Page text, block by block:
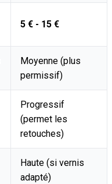
5 € - 15 €
Moyenne (plus
permissif)
Progressif
(permet les
retouches)
Haute (si vernis
adapté)